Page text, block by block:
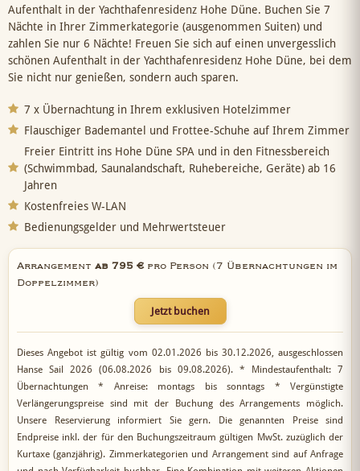
Aufenthalt in der Yachthafenresidenz Hohe Düne. Buchen Sie 7
Nächte in Ihrer Zimmerkategorie (ausgenommen Suiten) und
zahlen Sie nur 6 Nächte! Freuen Sie sich auf einen unvergesslich
schönen Aufenthalt in der Yachthafenresidenz Hohe Düne, bei dem
Sie nicht nur genießen, sondern auch sparen.
7 x Übernachtung in Ihrem exklusiven Hotelzimmer
Flauschiger Bademantel und Frottee-Schuhe auf Ihrem Zimmer
Freier Eintritt ins Hohe Düne SPA und in den Fitnessbereich
(Schwimmbad, Saunalandschaft, Ruhebereiche, Geräte) ab 16
Jahren
Kostenfreies W-LAN
Bedienungsgelder und Mehrwertsteuer
Arrangement ab 795 €pro Person (7 Übernachtungen im
Doppelzimmer)
Jetzt buchen
Dieses Angebot ist gültig vom 02.01.2026 bis 30.12.2026, ausgeschlossen
Hanse Sail 2026 (06.08.2026 bis 09.08.2026). * Mindestaufenthalt: 7
Übernachtungen * Anreise: montags bis sonntags * Vergünstigte
Verlängerungspreise sind mit der Buchung des Arrangements möglich.
Unsere Reservierung informiert Sie gern. Die genannten Preise sind
Endpreise inkl. der für den Buchungszeitraum gültigen MwSt. zuzüglich der
Kurtaxe (ganzjährig). Zimmerkategorien und Arrangement sind auf Anfrage